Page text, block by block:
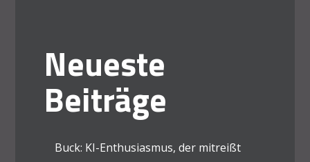
Neueste
Beiträge
Buck: KI-Enthusiasmus, der mitreißt